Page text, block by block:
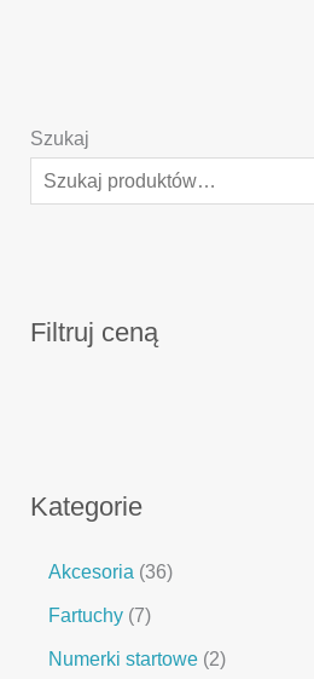
Szukaj
Filtruj ceną
Kategorie
Akcesoria 36
Fartuchy 7
Numerki startowe 2